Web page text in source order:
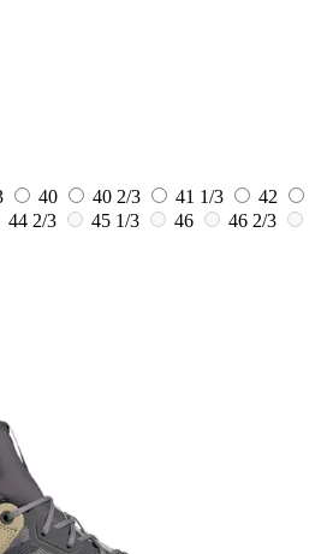
40 40 2/3 41 1/3
42
44 2/3 45 1/3 46
46 2/3